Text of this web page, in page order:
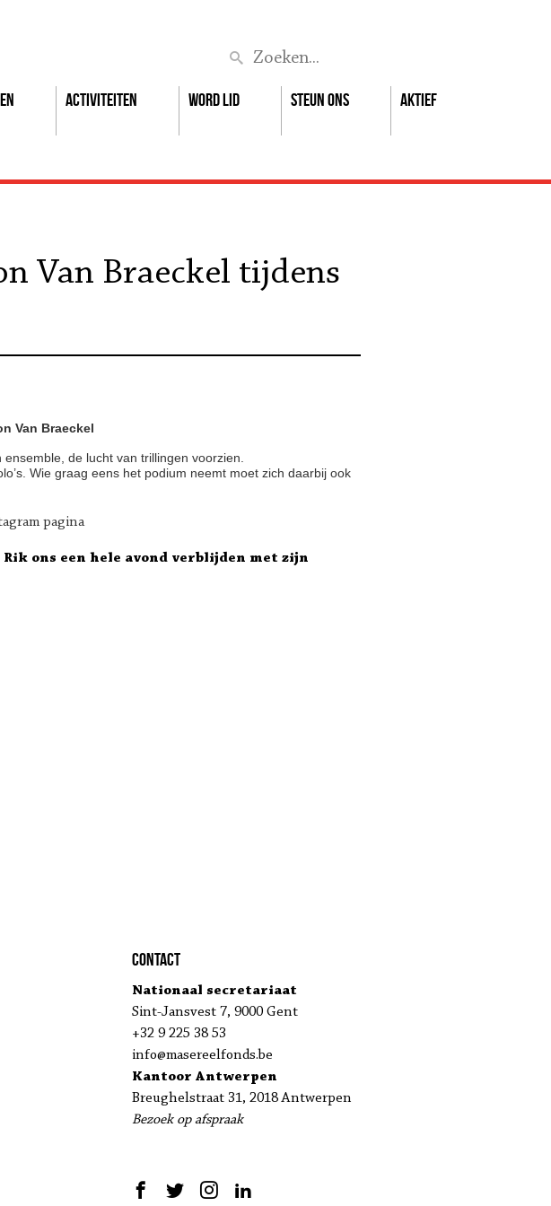
Activiteiten Word lid Steun ons Aktief
Van Braeckel tijdens
Van Braeckel
ensemble, de lucht van trillingen voorzien.
Wie graag eens het podium neemt moet zich daarbij ook
pagina
ons een hele avond verblijden met zijn
Contact
Nationaal secretariaat
Sint-Jansvest 7, 9000 Gent
+32 9 225 38 53
info@masereelfonds.be
Kantoor Antwerpen
Breughelstraat 31, 2018 Antwerpen
Bezoek op afspraak